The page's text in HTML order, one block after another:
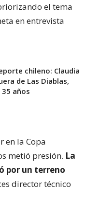
el tema
en entrevista
chileno: Claudia
de Las Diablas,
años
en la Copa
metió presión. La
por un terreno
director técnico